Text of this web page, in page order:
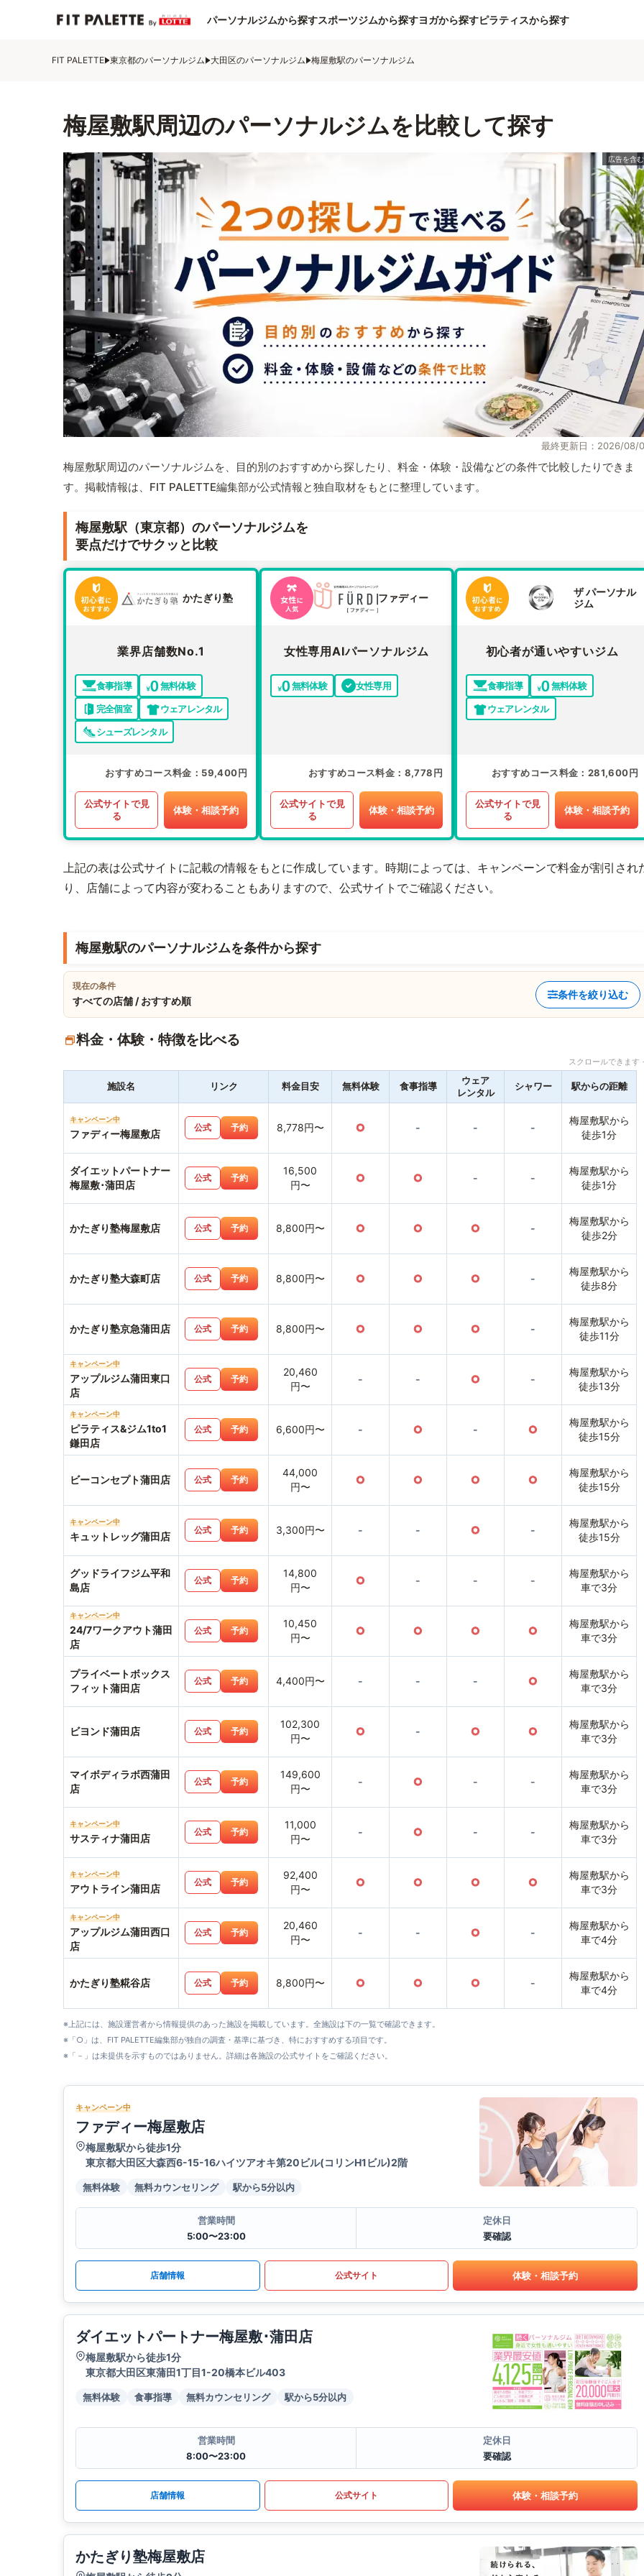
パーソナルジムから探すスポーツジムから探すヨガから探すピラティスから探す
FIT PALETTE 東京都のパーソナルジム 大田区のパーソナルジム 梅屋敷駅のパーソナルジム
梅屋敷駅周辺のパーソナルジムを比較して探す
最終更新日：2026/08/
梅屋敷駅周辺のパーソナルジムを、目的別のおすすめから探したり、料金・体験・設備などの条件で比較したりできま
す。掲載情報は、FIT PALETTE編集部が公式情報と独自取材をもとに整理しています。
梅屋敷駅（東京都）のパーソナルジムを
要点だけでサクッと比較
かたぎり塾
業界店舗数No.1
食事指導
無料体験
完全個室
ウェアレンタル
シューズレンタル
おすすめコース料金 59,400円
公式サイトで見
る
体験・相談予約
ファディー
女性専用AIパーソナルジム
無料体験 女性専用
おすすめコース料金 8,778円
公式サイトで見
る
体験・相談予約
ザ パーソナル
ジム
初心者が通いやすいジム
食事指導
無料体験
ウェアレンタル
おすすめコース料金 281,600円
公式サイトで見
る
体験・相談予約
上記の表は公式サイトに記載の情報をもとに作成しています。時期によっては、キャンペーンで料金が割引され
り、店舗によって内容が変わることもありますので、公式サイトでご確認ください。
梅屋敷駅のパーソナルジムを条件から探す
現在の条件
すべての店舗 / おすすめ順
条件を絞り込む
料金・体験・特徴を比べる
スクロールできま
施設名 リンク 料金目安 無料体験 食事指導
ウェア
レンタル
シャワー 駅からの距離
キャンペーン中
ファディー梅屋敷店
公式 予約 8,778円〜 ○ - - -
梅屋敷駅から
徒歩1分
ダイエットパートナー
梅屋敷･蒲田店
公式 予約
16,500
円〜
○ ○ - -
梅屋敷駅から
徒歩1分
かたぎり塾梅屋敷店 公式 予約 8,800円〜 ○ ○ ○ -
梅屋敷駅から
徒歩2分
かたぎり塾大森町店 公式 予約 8,800円〜 ○ ○ ○ -
梅屋敷駅から
徒歩8分
かたぎり塾京急蒲田店 公式 予約 8,800円〜 ○ ○ ○ -
梅屋敷駅から
徒歩11分
キャンペーン中
アップルジム蒲田東口
店
公式 予約
20,460
円〜
- - ○ -
梅屋敷駅から
徒歩13分
キャンペーン中
ピラティス&ジム1to1
鎌田店
公式 予約 6,600円〜 - ○ - ○
梅屋敷駅から
徒歩15分
ビーコンセプト蒲田店 公式 予約
44,000
円〜
○ ○ ○ ○
梅屋敷駅から
徒歩15分
キャンペーン中
キュットレッグ蒲田店
公式 予約 3,300円〜 - - ○ -
梅屋敷駅から
徒歩15分
グッドライフジム平和
島店
公式 予約
14,800
円〜
○ - - -
梅屋敷駅から
車で3分
キャンペーン中
24/7ワークアウト蒲田
店
公式 予約
10,450
円〜
○ ○ ○ ○
梅屋敷駅から
車で3分
プライベートボックス
フィット蒲田店
公式 予約 4,400円〜 - - - ○
梅屋敷駅から
車で3分
ビヨンド蒲田店 公式 予約
102,300
円〜
○ - ○ ○
梅屋敷駅から
車で3分
マイボディラボ西蒲田
店
公式 予約
149,600
円〜
- ○ - -
梅屋敷駅から
車で3分
キャンペーン中
サスティナ蒲田店
公式 予約
11,000
円〜
- ○ - -
梅屋敷駅から
車で3分
キャンペーン中
アウトライン蒲田店
公式 予約
92,400
円〜
○ ○ ○ ○
梅屋敷駅から
車で3分
キャンペーン中
アップルジム蒲田西口
店
公式 予約
20,460
円〜
- - ○ -
梅屋敷駅から
車で4分
かたぎり塾糀谷店 公式 予約 8,800円〜 ○ ○ ○ -
梅屋敷駅から
車で4分
※上記には、施設運営者から情報提供のあった施設を掲載しています。全施設は下の一覧で確認できます。
※「○」は、FIT PALETTE編集部が独自の調査・基準に基づき、特におすすめする項目です。
※「－」は未提供を示すものではありません。詳細は各施設の公式サイトをご確認ください。
キャンペーン中
ファディー梅屋敷店
梅屋敷駅から徒歩1分
東京都大田区大森西6-15-16ハイツアオキ第20ビル(コリンH1ビル)2階
無料体験 無料カウンセリング 駅から5分以内
営業時間
5:00〜23:00
定休日
要確認
店舗情報 公式サイト 体験・相談予約
ダイエットパートナー梅屋敷･蒲田店
梅屋敷駅から徒歩1分
東京都大田区東蒲田1丁目1-20橋本ビル403
無料体験 食事指導 無料カウンセリング 駅から5分以内
営業時間
8:00〜23:00
定休日
要確認
店舗情報 公式サイト 体験・相談予約
かたぎり塾梅屋敷店